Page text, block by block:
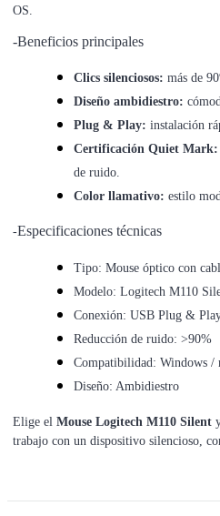
OS.
-Beneficios principales
Clics silenciosos: más de
Diseño ambidiestro:
Plug & Play: instalación
Certificación Quiet Mark:
de ruido.
Color llamativo: estilo
-Especificaciones técnicas
Tipo: Mouse óptico con
Modelo: Logitech M110
Conexión: USB Plug &
Reducción de ruido: >90%
Compatibilidad: Windows /
Diseño: Ambidiestro
Elige el Mouse Logitech M110 Silent
trabajo con un dispositivo silencioso,